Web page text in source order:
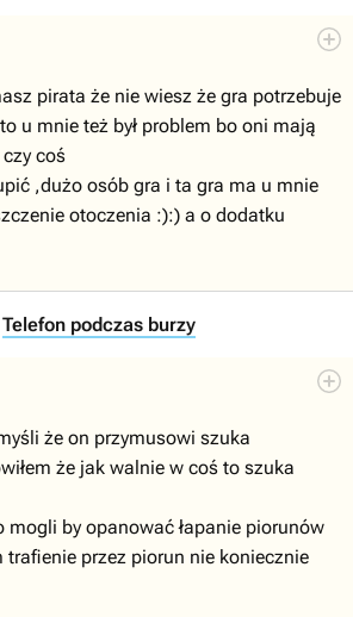
pirata że nie wiesz że gra potrzebuje
u mnie też był problem bo oni mają
coś
,dużo osób gra i ta gra ma u mnie
otoczenia :):) a o dodatku
Telefon podczas burzy
że on przymusowi szuka
że jak walnie w coś to szuka
by opanować łapanie piorunów
trafienie przez piorun nie koniecznie